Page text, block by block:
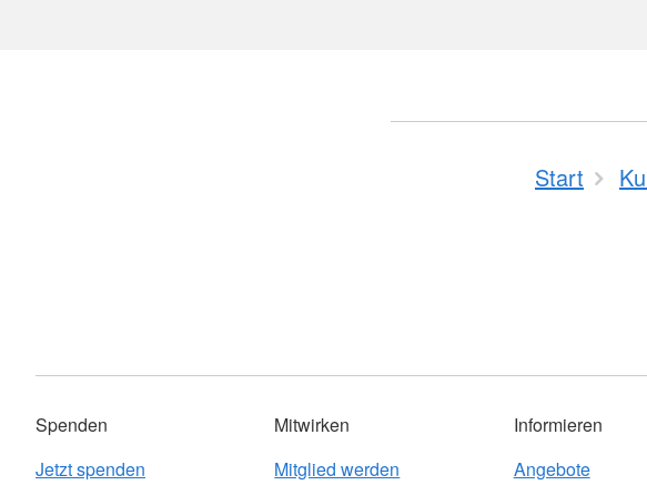
Start
Spenden
Jetzt spenden
Mitwirken
Mitglied werden
Informieren
Angebote